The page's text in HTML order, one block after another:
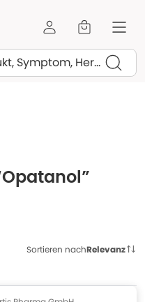
Sortieren nachRelevanz